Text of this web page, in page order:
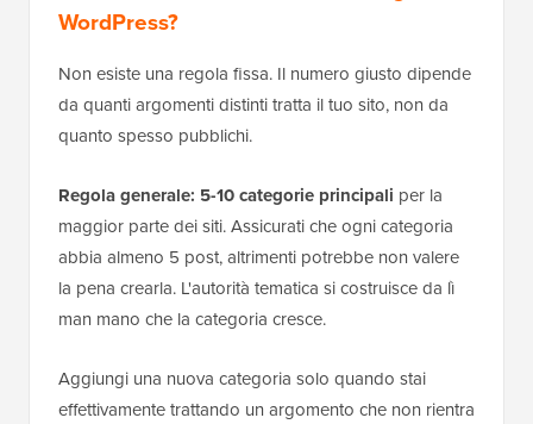
WordPress?
Non esiste una regola fissa. Il numero giusto dipende
da quanti argomenti distinti tratta il tuo sito, non da
quanto spesso pubblichi.
Regola generale: 5-10 categorie principali per la
maggior parte dei siti. Assicurati che ogni categoria
abbia almeno 5 post, altrimenti potrebbe non valere
la pena crearla. L'autorità tematica si costruisce da lì
man mano che la categoria cresce.
Aggiungi una nuova categoria solo quando stai
effettivamente trattando un argomento che non rientra